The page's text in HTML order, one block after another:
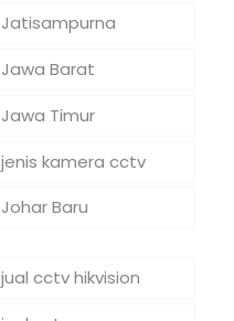
Jatisampurna
Jawa Barat
Jawa Timur
jenis kamera cctv
Johar Baru
jual cctv hikvision